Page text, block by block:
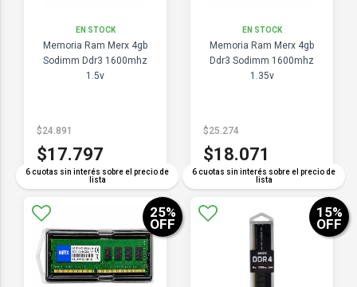
EN STOCK
Memoria Ram Merx 4gb
Sodimm Ddr3 1600mhz
1.5v
6 cuotas sin interés sobre el precio de
lista
$24.891
$17.797
EN STOCK
Memoria Ram Merx 4gb
Ddr3 Sodimm 1600mhz
1.35v
6 cuotas sin interés sobre el precio de
lista
$25.274
$18.071
25%
OFF
15%
OFF